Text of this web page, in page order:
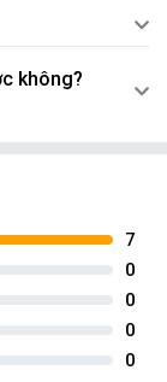
không?
7
0
0
0
0